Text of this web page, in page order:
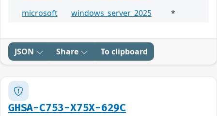
microsoft
windows_server_2025 *
JSON Share To clipboard
GHSA-C753-X75X-629C